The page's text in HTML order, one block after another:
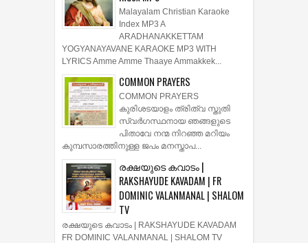
Malayalam Christian Karaoke
Index MP3 A
ARADHANAKKETTAM
YOGYANAYAVANE KARAOKE MP3 WITH
LYRICS Amme Amme Thaaye Ammakkek...
COMMON PRAYERS
COMMON PRAYERS
കുരിശടയാളം ത്രിത്വ സ്തുതി
സ്വര്‍ഗസ്ഥനായ ഞങ്ങളുടെ
പിതാവേ നന്മ നിറഞ്ഞ മറിയം
കുമ്പസാരത്തിനുള്ള ജപം മനസ്താപ...
രക്ഷയുടെ കവാടം |
RAKSHAYUDE KAVADAM | FR
DOMINIC VALANMANAL | SHALOM
TV
രക്ഷയുടെ കവാടം | RAKSHAYUDE KAVADAM
FR DOMINIC VALANMANAL | SHALOM TV